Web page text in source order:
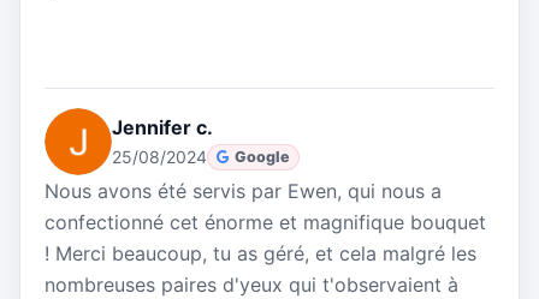
Jennifer c.
25/08/2024 Google
Nous avons été servis par Ewen, qui nous a
confectionné cet énorme et magnifique bouquet
! Merci beaucoup, tu as géré, et cela malgré les
nombreuses paires d'yeux qui t'observaient à